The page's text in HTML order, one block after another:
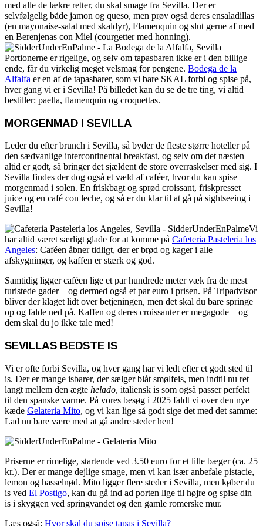
med alle de lækre retter, du skal smage fra Sevilla. Der er
selvfølgelig både jamon og queso, men prøv også deres ensaladillas
(en mayonaise-salat med skaldyr), Flamenquin og slut gerne af med
en Berenjenas con Miel (courgetter med honning).
Portionerne er rigelige, og selv om tapasbaren ikke er i den billige
ende, får du virkelig meget velsmag for pengene. Bodega de la
Alfalfa er en af de tapasbarer, som vi bare SKAL forbi og spise på,
hver gang vi er i Sevilla! På billedet kan du se de tre ting, vi altid
bestiller: paella, flamenquin og croquettas.
MORGENMAD I SEVILLA
Leder du efter brunch i Sevilla, så byder de fleste større hoteller på
den sædvanlige intercontinental breakfast, og selv om det næsten
altid er godt, så bringer det sjældent de store overraskelser med sig. I
Sevilla findes der dog også et væld af caféer, hvor du kan spise
morgenmad i solen. En friskbagt og sprød croissant, friskpresset
juice og en café con leche, og så er du klar til at gå på sightseeing i
Sevilla!
Vi
har altid været særligt glade for at komme på Cafeteria Pasteleria los
Angeles: Caféen åbner tidligt, der er brød og kager i alle
afskygninger, og kaffen er stærk og god.
Samtidig ligger caféen lige et par hundrede meter væk fra de mest
turistede gader – og dermed også et par euro i prisen. På Tripadvisor
bliver der klaget lidt over betjeningen, men det skal du bare springe
op og falde ned på. Kaffen og deres croissanter er megagode – og
dem skal du jo ikke tale med!
SEVILLAS BEDSTE IS
Vi er ofte forbi Sevilla, og hver gang har vi ledt efter et godt sted til
is. Der er mange isbarer, der sælger blåt smølfeis, men indtil nu ret
langt mellem den ægte helado, italiensk is som også passer perfekt
til den spanske varme. På vores besøg i 2025 faldt vi over den nye
kæde Gelateria Mito, og vi kan lige så godt sige det med det samme:
Lad nu bare være med at gå andre steder hen!
Priserne er rimelige, startende ved 3.50 euro for et lille bæger (ca. 25
kr.). Der er mange dejlige smage, men vi kan især anbefale pistacie,
lemon og hasselnød. Mito ligger flere steder i Sevilla, men køber du
is ved El Postigo, kan du gå ind ad porten lige til højre og spise din
is i skyggen ved springvandet og den gamle romerske mur.
Læs også: Hvor skal du spise tapas i Sevilla?